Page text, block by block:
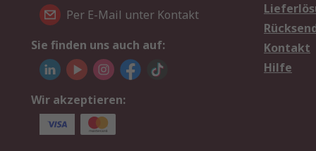
Per E-Mail unter Kontakt
Sie finden uns auch auf:
Wir akzeptieren:
Kontakt
Hilfe